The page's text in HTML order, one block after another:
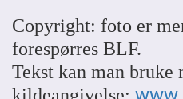
Copyright: foto er
forespørres BLF.
Tekst kan man bruke